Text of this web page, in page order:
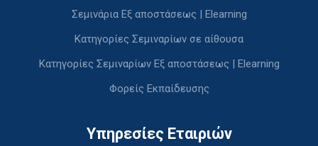
Σεμινάρια Εξ αποστάσεως | Elearning
Κατηγορίες Σεμιναρίων σε αίθουσα
Κατηγορίες Σεμιναρίων Εξ αποστάσεως | Elearning
Φορείς Εκπαίδευσης
Υπηρεσίες Εταιριών